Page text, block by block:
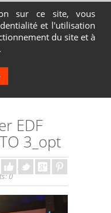
65 05 80
EDF
3_opt
In:
0
sur ce site, vous
et l'utilisation
du site et à